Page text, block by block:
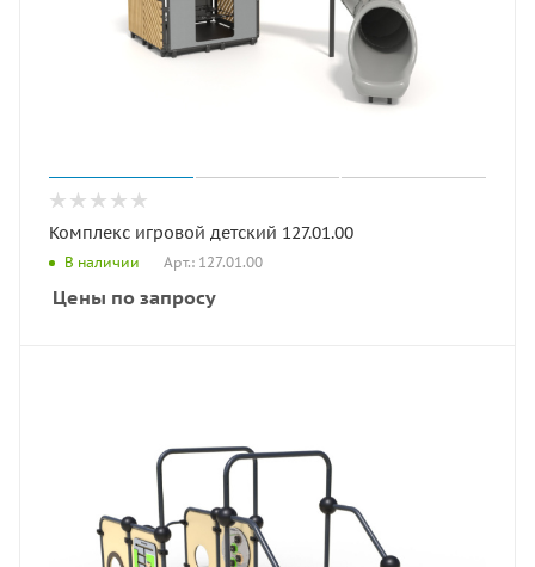
Комплекс игровой детский 127.01.00
В наличии Арт.: 127.01.00
Цены по запросу